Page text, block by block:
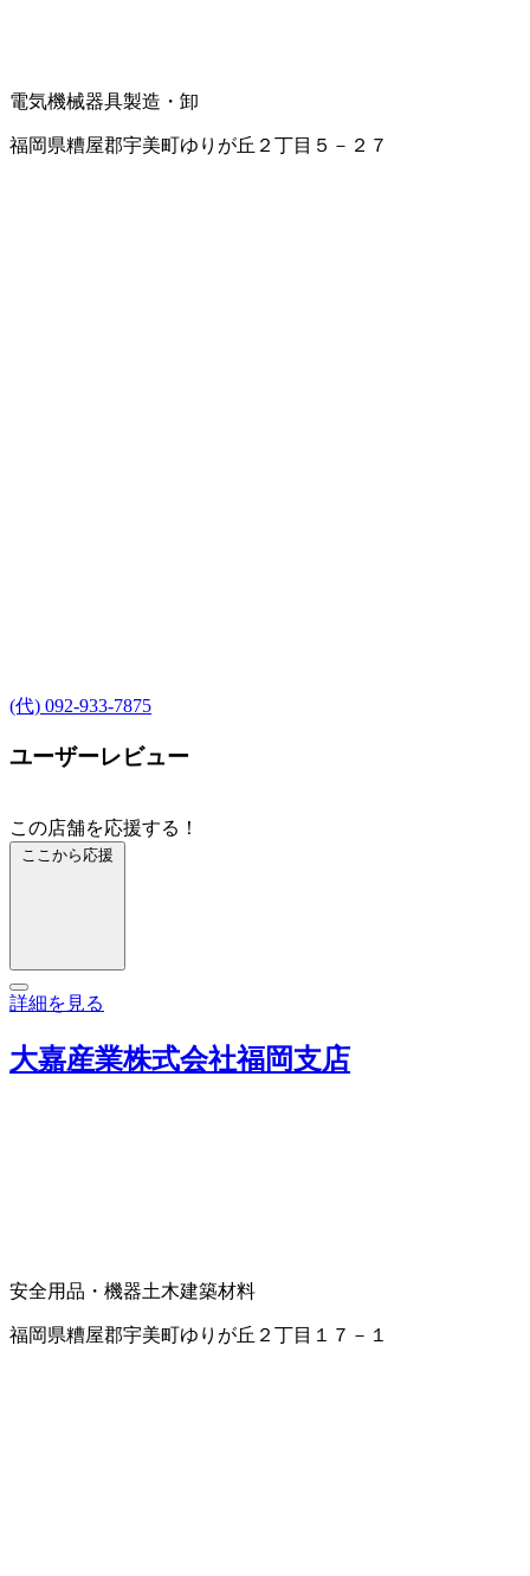
電気機械器具製造・卸
福岡県糟屋郡宇美町ゆりが丘２丁目５－２７
(代) 092-933-7875
ユーザーレビュー
この店舗を応援する！
ここから応援
詳細を見る
大嘉産業株式会社福岡支店
安全用品・機器土木建築材料
福岡県糟屋郡宇美町ゆりが丘２丁目１７－１